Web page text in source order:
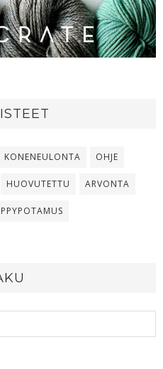
KONENEULONTA OHJE
HUOVUTETTU ARVONTA